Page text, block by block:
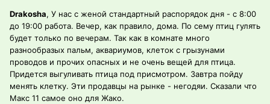
Drakosha, У нас с женой стандартный распорядок дня - с 8:00
до 19:00 работа. Вечер, как правило, дома. По сему птиц гулять
будет только по вечерам. Так как в комнате много
разнообразых пальм, аквариумов, клеток с грызунами
проводов и прочих опасных и не очень вещей для птица.
Придется выгуливать птица под присмотром. Завтра пойду
менять клетку. Эти продавцы на рынке - негодяи. Сказали что
Макс 11 самое оно для Жако.